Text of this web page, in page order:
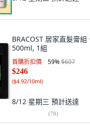
500ml, 1組
首購折扣價
$246
($4.92/10ml
78)